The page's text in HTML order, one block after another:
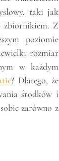
taki jak
zbiornikiem. Z
poziomie
rozmiar
w każdym
? Dlatego, że
środków i
zarówno z